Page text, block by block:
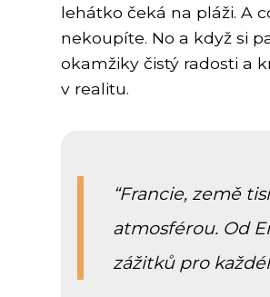
lehátko čeká na pláži. A
nekoupíte. No a když si
okamžiky čistý radosti a
v realitu.
Francie, země
atmosférou. Od
zážitků pro